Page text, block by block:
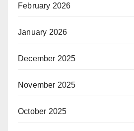
February 2026
January 2026
December 2025
November 2025
October 2025